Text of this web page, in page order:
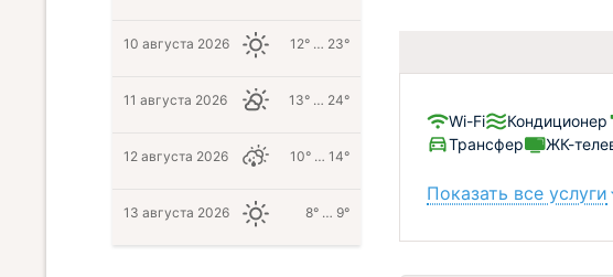
Wi-Fi Кондиционер
Трансфер
ЖК-
Показать все услуги
10 августа 2026 12° … 23°
11 августа 2026 13° … 24°
12 августа 2026 10° … 14°
13 августа 2026 8° … 9°